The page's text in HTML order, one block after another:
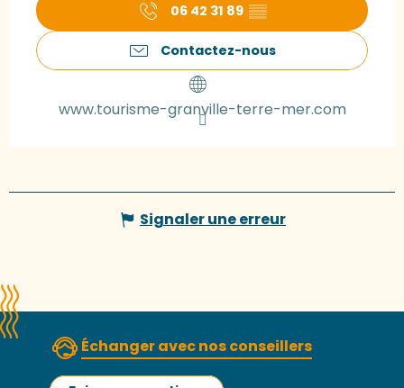
06 42 31 89 ▒▒
Contactez-nous
www.tourisme-granville-terre-mer.com
Signaler une erreur
Échanger avec nos conseillers